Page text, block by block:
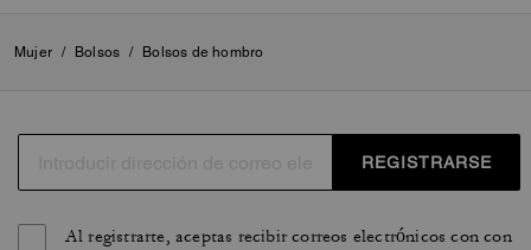
Mujer / Bolsos / Bolsos de hombro
REGISTRARSE
Al registrarte, aceptas recibir correos electrónicos con con